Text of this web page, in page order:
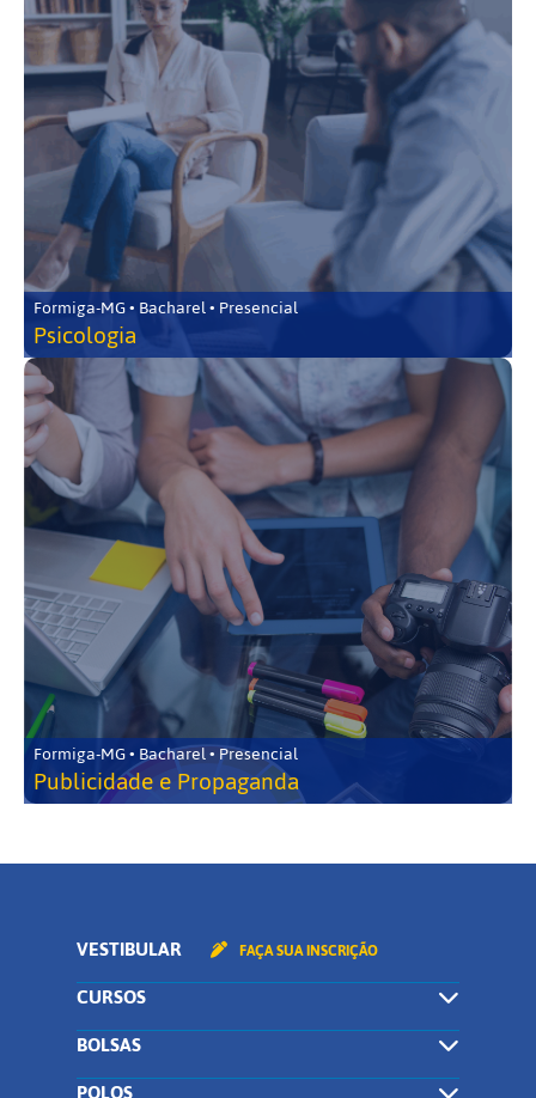
Formiga-MG • Bacharel • Presencial
Psicologia
Formiga-MG • Bacharel • Presencial
Publicidade e Propaganda
VESTIBULAR FAÇA SUA INSCRIÇÃO
CURSOS
BOLSAS